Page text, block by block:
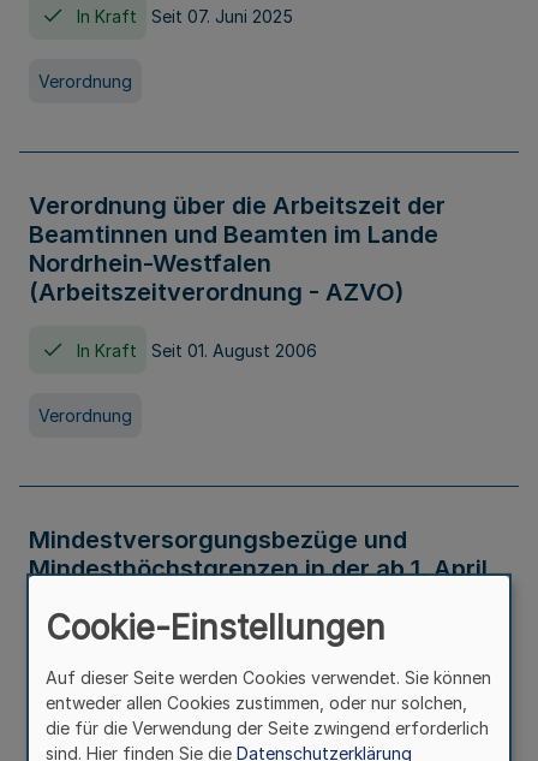
In Kraft Seit 07. Juni 2025
Verordnung
Verordnung über die Arbeitszeit der
Beamtinnen und Beamten im Lande
Nordrhein-Westfalen
(Arbeitszeitverordnung - AZVO)
In Kraft Seit 01. August 2006
Verordnung
Mindestversorgungsbezüge und
Mindesthöchstgrenzen in der ab 1. April
Verwaltungsvorschrift
Cookie-Einstellungen
Auf dieser Seite werden Cookies verwendet. Sie können
entweder allen Cookies zustimmen, oder nur solchen,
die für die Verwendung der Seite zwingend erforderlich
sind. Hier finden Sie die Datenschutzerklärung